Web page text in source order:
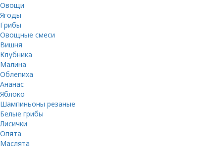
Овощи
Ягоды
Грибы
Овощные смеси
Вишня
Клубника
Малина
Облепиха
Ананас
Яблоко
Шампиньоны резаные
Белые грибы
Лисички
Опята
Маслята